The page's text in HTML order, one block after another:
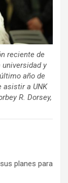
reciente de
universidad y
año de
asistir a UNK
R. Dorsey,
planes para